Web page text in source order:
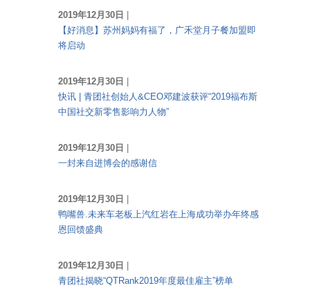
2019年12月30日
【好消息】苏州妈妈有福了，广禾堂月子餐加盟即
将启动
2019年12月30日
快讯 | 青团社创始人&CEO邓建波获评“2019福布斯
中国社交新零售影响力人物”
2019年12月30日
一封来自进博会的感谢信
2019年12月30日
鸭嘴兽.未来车老板上汽红岩在上海成功举办年终感
恩回馈盛典
2019年12月30日
青团社揭晓“QTRank2019年度最佳雇主”榜单